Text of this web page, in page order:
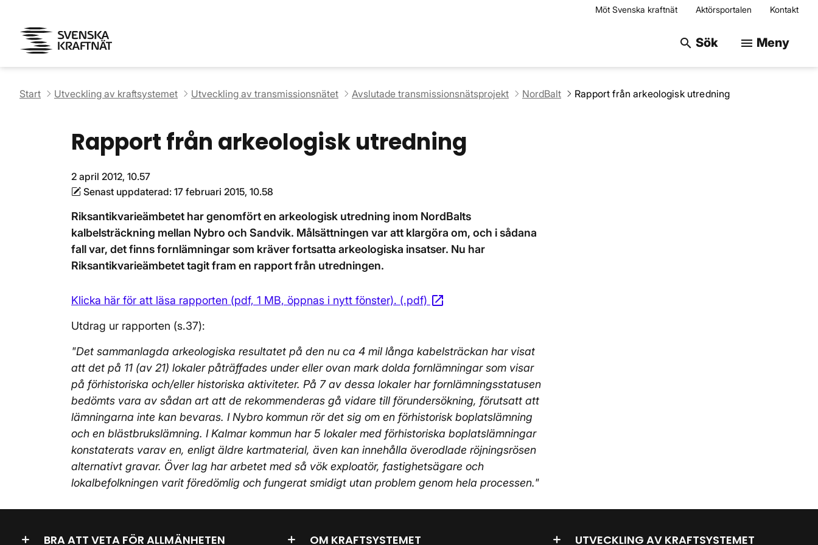
Möt Svenska kraftnät Aktörsportalen Kontakt
search Sök Sök på
menu Meny
Start Utveckling av kraftsystemet Utveckling av transmissionsnätet Avslutade transmissionsnätsprojekt NordBalt Rapport från arkeologisk utredning
Rapport från arkeologisk utredning
2 april 2012, 10.57
Senast uppdaterad: 17 februari 2015, 10.58
Riksantikvarieämbetet har genomfört en arkeologisk utredning inom NordBalts
kalbelsträckning mellan Nybro och Sandvik. Målsättningen var att klargöra om, och i sådana
fall var, det finns fornlämningar som kräver fortsatta arkeologiska insatser. Nu har
Riksantikvarieämbetet tagit fram en rapport från utredningen.
Klicka här för att läsa rapporten (pdf, 1 MB, öppnas i nytt fönster). (.pdf) open_in_new
Utdrag ur rapporten (s.37):
"Det sammanlagda arkeologiska resultatet på den nu ca 4 mil långa kabelsträckan har visat
att det på 11 (av 21) lokaler påträffades under eller ovan mark dolda fornlämningar som visar
på förhistoriska och/eller historiska aktiviteter. På 7 av dessa lokaler har fornlämningsstatusen
bedömts vara av sådan art att de rekommenderas gå vidare till förundersökning, förutsatt att
lämningarna inte kan bevaras. I Nybro kommun rör det sig om en förhistorisk boplatslämning
och en blästbrukslämning. I Kalmar kommun har 5 lokaler med förhistoriska boplatslämningar
konstaterats varav en, enligt äldre kartmaterial, även kan innehålla överodlade röjningsrösen
alternativt gravar. Över lag har arbetet med så vök exploatör, fastighetsägare och
lokalbefolkningen varit föredömlig och fungerat smidigt utan problem genom hela processen."
BRA ATT VETA FÖR ALLMÄNHETEN OM KRAFTSYSTEMET UTVECKLING AV KRAFTSYSTEMET